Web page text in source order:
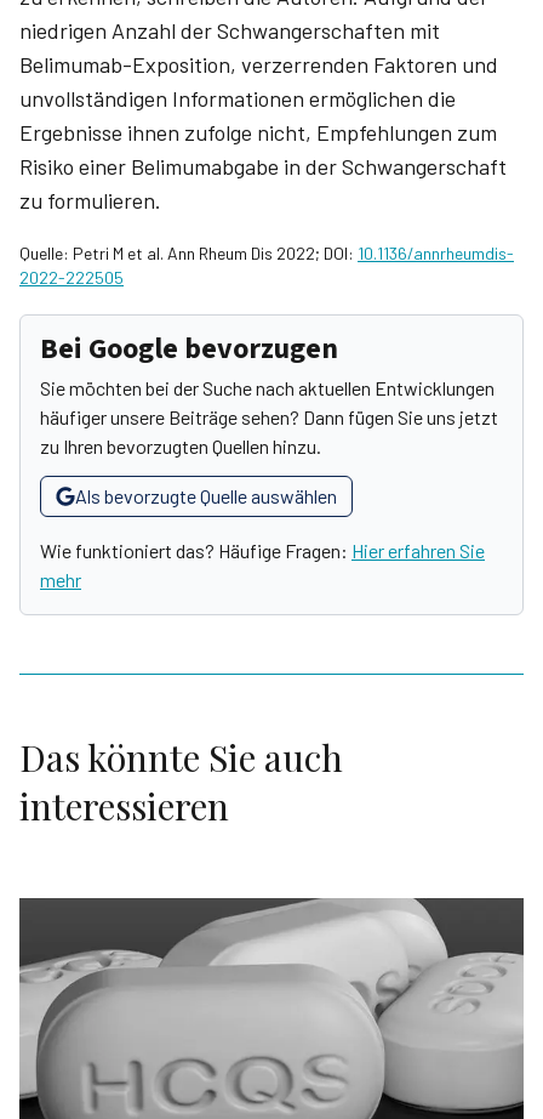
niedrigen Anzahl der Schwangerschaften mit
Belimumab-Exposition, verzerrenden Faktoren und
unvollständigen Informationen ermöglichen die
Ergebnisse ihnen zufolge nicht, Empfehlungen zum
Risiko einer Belimumabgabe in der Schwangerschaft
zu formulieren.
Quelle: Petri M et al. Ann Rheum Dis 2022; DOI: 10.1136/annrheumdis-
2022-222505
Bei Google bevorzugen
Sie möchten bei der Suche nach aktuellen Entwicklungen
häufiger unsere Beiträge sehen? Dann fügen Sie uns jetzt
zu Ihren bevorzugten Quellen hinzu.
Als bevorzugte Quelle auswählen
Wie funktioniert das? Häufige Fragen: Hier erfahren Sie
mehr
Das könnte Sie auch
interessieren